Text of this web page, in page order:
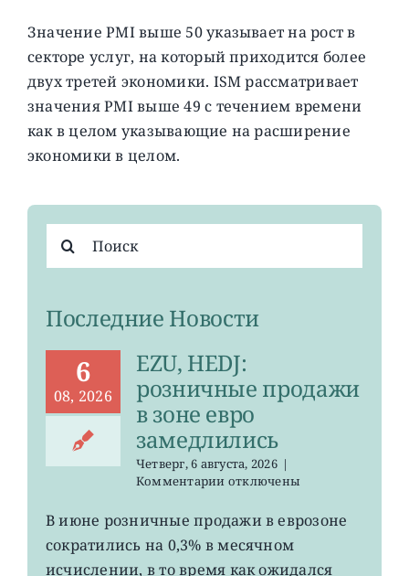
Значение PMI выше 50 указывает на рост в
секторе услуг, на который приходится более
двух третей экономики. ISM рассматривает
значения PMI выше 49 с течением времени
как в целом указывающие на расширение
экономики в целом.
поиска:
Последние Новости
6
08, 2026
EZU, HEDJ:
розничные продажи
в зоне евро
замедлились
Четверг, 6 августа, 2026 |
Комментариик
EZU,
HEDJ:
розничные
продажи
отключены
В июне розничные продажи в еврозоне
сократились на 0,3% в месячном
исчислении, в то время как ожидался